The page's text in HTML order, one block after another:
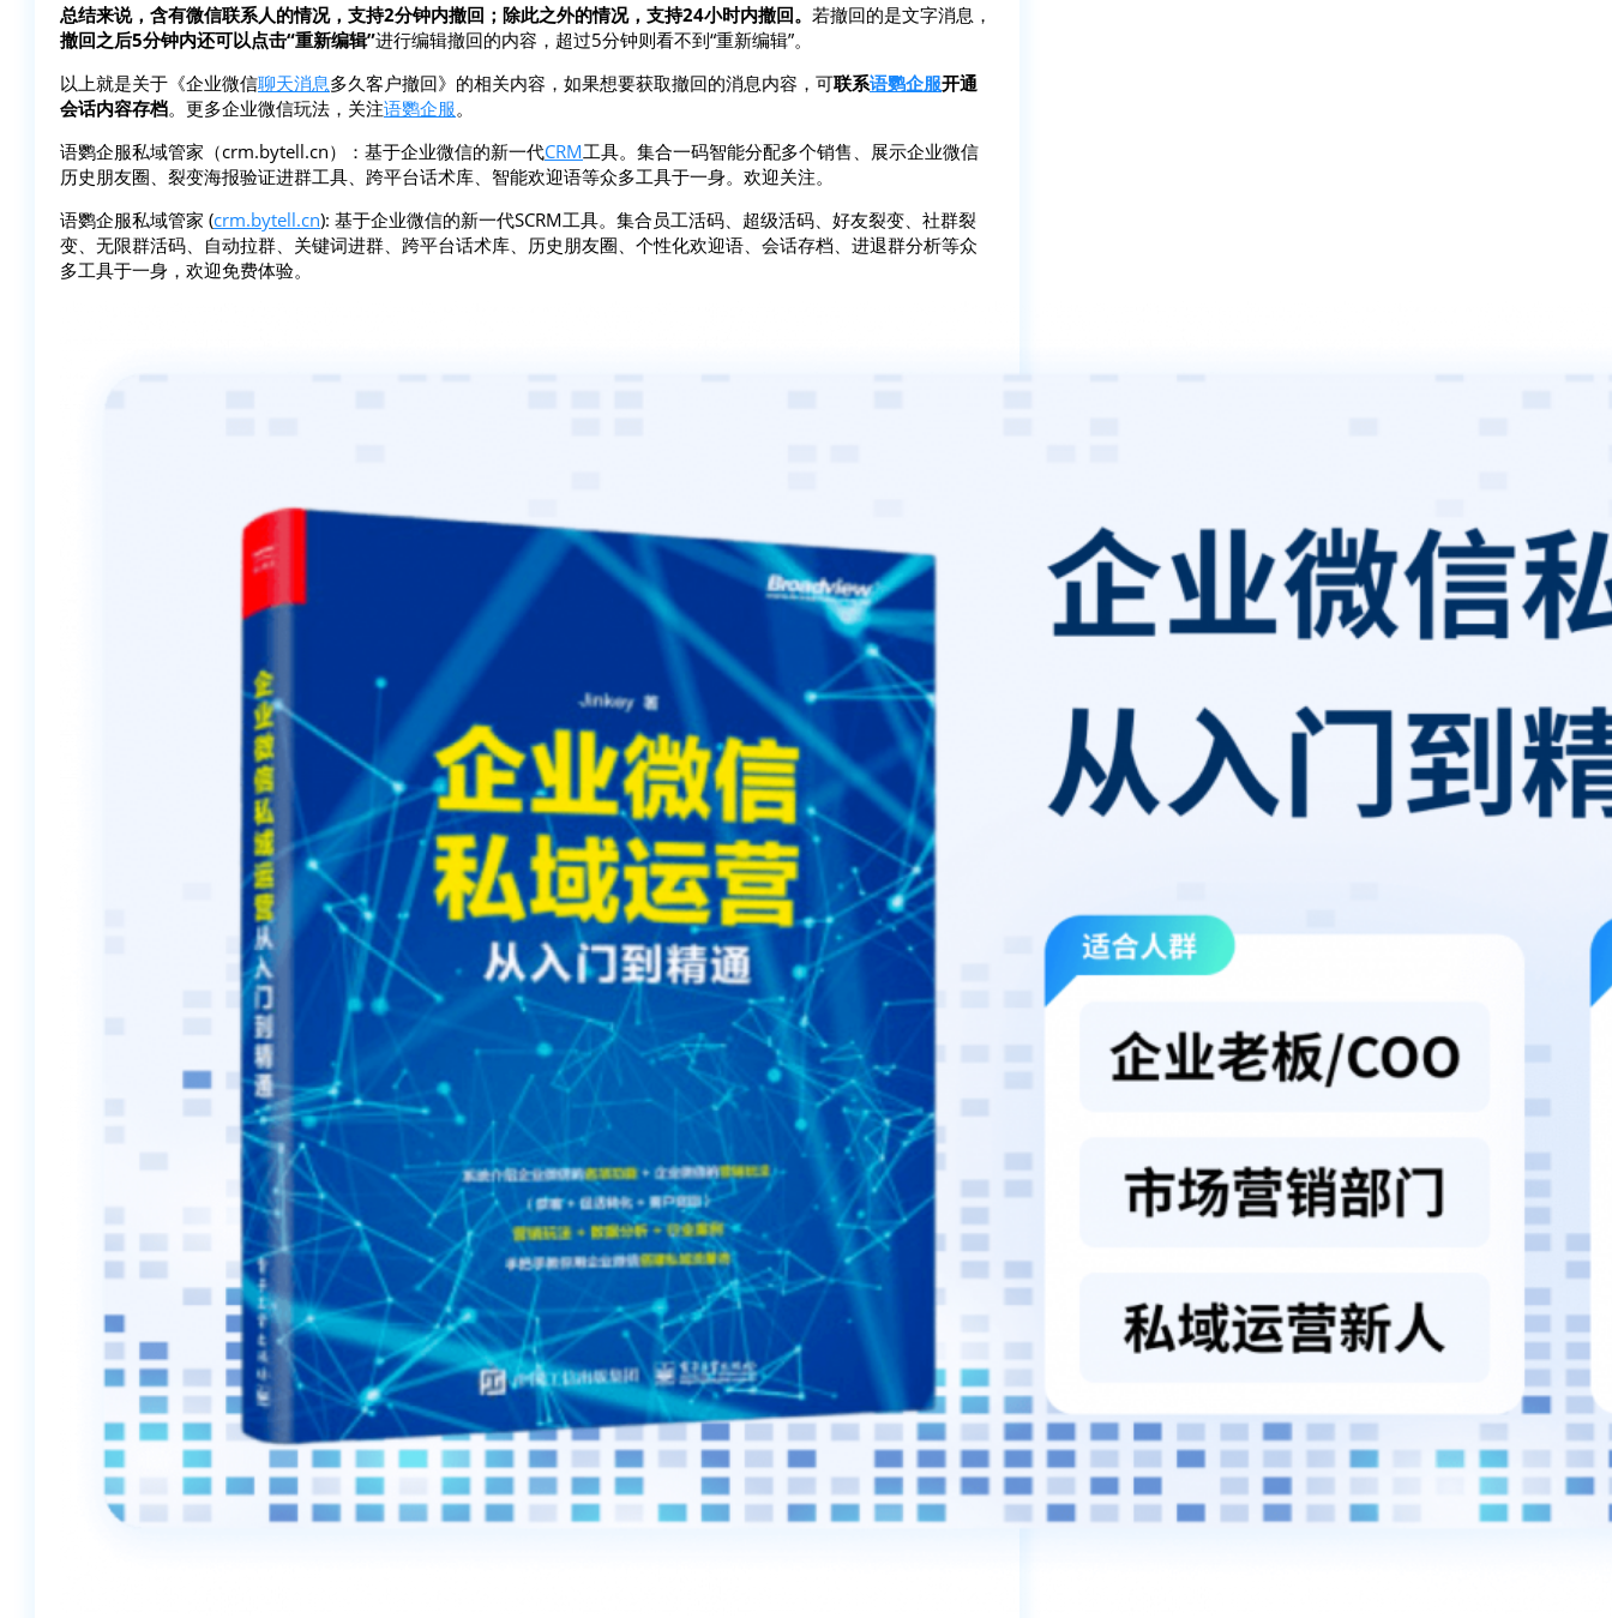
总结来说，含有微信联系人的情况，支持2分钟内撤回；除此之外的情况，支持24小时内撤回。 若撤回的是文字消息，
撤回之后5分钟内还可以点击“重新编辑”进行编辑撤回的内容，超过5分钟则看不到“重新编辑”。
以上就是关于《企业微信聊天消息多久客户撤回》的相关内容，如果想要获取撤回的消息内容，可联系语鹦企服开通
会话内容存档。更多企业微信玩法，关注语鹦企服。
语鹦企服私域管家（crm.bytell.cn）：基于企业微信的新一代CRM工具。集合一码智能分配多个销售、展示企业微信
历史朋友圈、裂变海报验证进群工具、跨平台话术库、智能欢迎语等众多工具于一身。欢迎关注。
语鹦企服私域管家 (crm.bytell.cn): 基于企业微信的新一代SCRM工具。集合员工活码、超级活码、好友裂变、社群裂
变、无限群活码、自动拉群、关键词进群、跨平台话术库、历史朋友圈、个性化欢迎语、会话存档、进退群分析等众
多工具于一身，欢迎免费体验。